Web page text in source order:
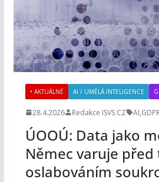
• AKTUÁLNĚ AI / UMĚLÁ INTELIGENCE
28.4.2026 Redakce ISVS.CZ AI,
ÚOOÚ: Data jako
Němec varuje před
oslabováním